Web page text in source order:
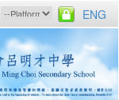
ENG